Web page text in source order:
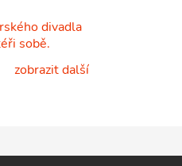
divadla
sobě.
zobrazit další